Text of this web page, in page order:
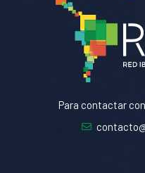
Para contactar